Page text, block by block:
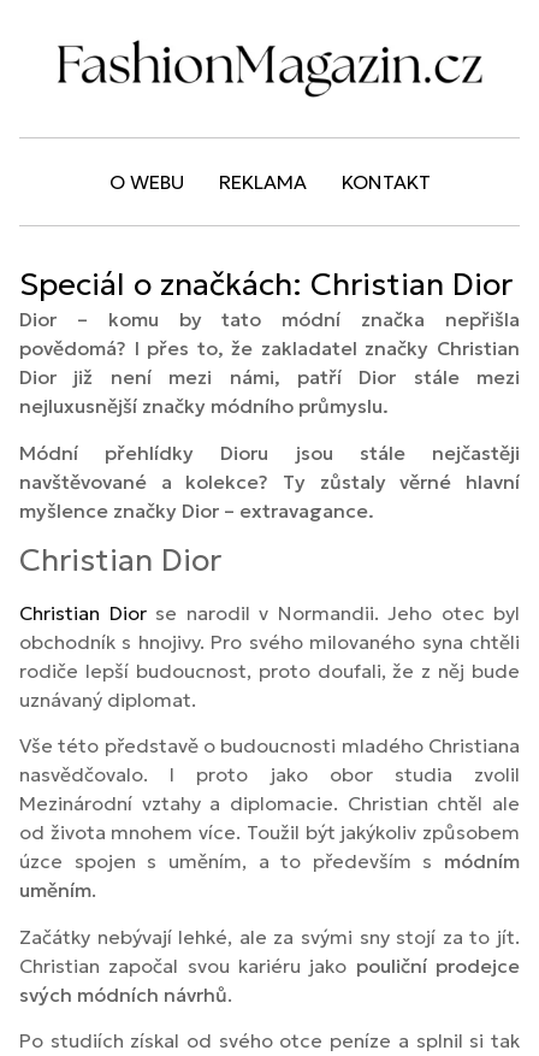
O WEBU REKLAMA KONTAKT
Speciál o značkách: Christian Dior
Dior – komu by tato módní značka nepřišla
povědomá? I přes to, že zakladatel značky Christian
Dior již není mezi námi, patří Dior stále mezi
nejluxusnější značky módního průmyslu.
Módní přehlídky Dioru jsou stále nejčastěji
navštěvované a kolekce? Ty zůstaly věrné hlavní
myšlence značky Dior – extravagance.
Christian Dior
Christian Diorse narodil v Normandii. Jeho otec byl
obchodník s hnojivy. Pro svého milovaného syna chtěli
rodiče lepší budoucnost, proto doufali, že z něj bude
uznávaný diplomat.
Vše této představě o budoucnosti mladého Christiana
nasvědčovalo. I proto jako obor studia zvolil
Mezinárodní vztahy a diplomacie. Christian chtěl ale
od života mnohem více. Toužil být jakýkoliv způsobem
úzce spojen s uměním, a to především s módním
uměním.
Začátky nebývají lehké, ale za svými sny stojí za to jít.
Christian započal svou kariéru jako pouliční prodejce
svých módních návrhů.
Po studiích získal od svého otce peníze a splnil si tak